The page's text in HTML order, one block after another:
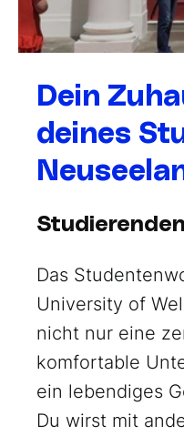
Dein
deines
Das
University of
nicht nur eine
komfortable
ein lebendiges
Du wirst mit